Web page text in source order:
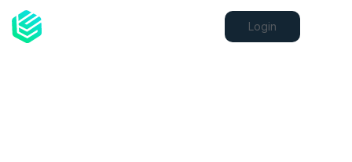
Login